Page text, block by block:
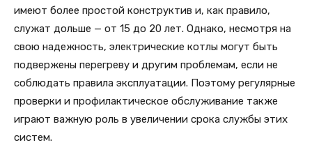
имеют более простой конструктив и, как правило,
служат дольше — от 15 до 20 лет. Однако, несмотря на
свою надежность, электрические котлы могут быть
подвержены перегреву и другим проблемам, если не
соблюдать правила эксплуатации. Поэтому регулярные
проверки и профилактическое обслуживание также
играют важную роль в увеличении срока службы этих
систем.